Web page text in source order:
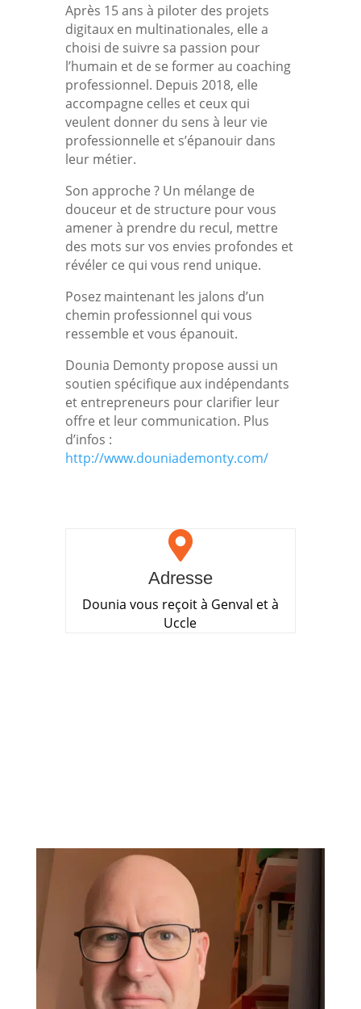
Après 15 ans à piloter des projets
digitaux en multinationales, elle a
choisi de suivre sa passion pour
l’humain et de se former au coaching
professionnel. Depuis 2018, elle
accompagne celles et ceux qui
veulent donner du sens à leur vie
professionnelle et s’épanouir dans
leur métier.
Son approche ? Un mélange de
douceur et de structure pour vous
amener à prendre du recul, mettre
des mots sur vos envies profondes et
révéler ce qui vous rend unique.
Posez maintenant les jalons d’un
chemin professionnel qui vous
ressemble et vous épanouit.
Dounia Demonty propose aussi un
soutien spécifique aux indépendants
et entrepreneurs pour clarifier leur
offre et leur communication. Plus
d’infos :
http://www.douniademonty.com/

Adresse
Dounia vous reçoit à Genval et à
Uccle